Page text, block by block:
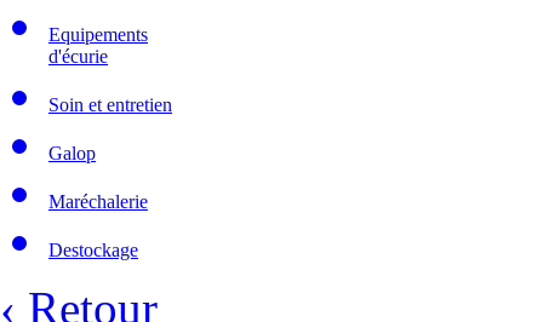
Equipements
d'écurie
Soin et entretien
Galop
Maréchalerie
Destockage
‹ Retour